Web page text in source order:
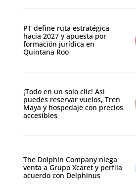
PT define ruta estratégica
hacia 2027 y apuesta por
formación jurídica en
Quintana Roo
¡Todo en un solo clic! Así
puedes reservar vuelos, Tren
Maya y hospedaje con precios
accesibles
The Dolphin Company niega
venta a Grupo Xcaret y perfila
acuerdo con Delphinus